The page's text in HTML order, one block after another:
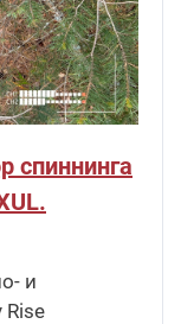
спиннинга
и